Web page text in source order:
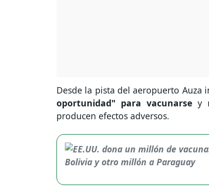
Desde la pista del aeropuerto
oportunidad" para vacunarse y
producen efectos adversos.